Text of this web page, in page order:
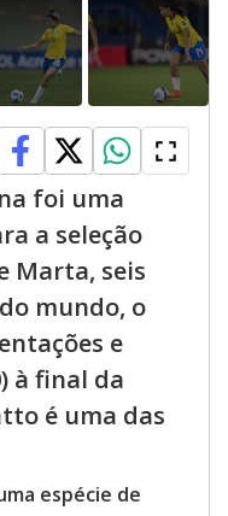
foi uma
a seleção
Marta, seis
mundo, o
e
à final da
é uma das
espécie de